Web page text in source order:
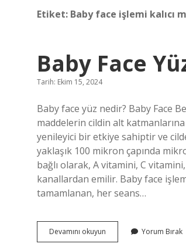
Etiket: Baby face işlemi kalıcı
Baby Face
Tarih: Ekim 15, 2024
Baby face yüz nedir? Baby Face
maddelerin cildin alt
yenileyici bir etkiye sahiptir ve
yaklaşık 100 mikron çapında
bağlı olarak, A vitamini, C
kanallardan emilir. Baby face
tamamlanan, her seans…
Devamını okuyun
Face
Yorum Bırak